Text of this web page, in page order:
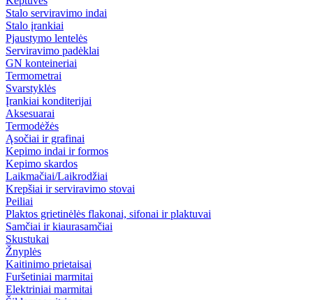
Stalo serviravimo indai
Stalo įrankiai
Pjaustymo lentelės
Serviravimo padėklai
GN konteineriai
Termometrai
Svarstyklės
Įrankiai konditerijai
Aksesuarai
Termodėžės
Ąsočiai ir grafinai
Kepimo indai ir formos
Kepimo skardos
Laikmačiai/Laikrodžiai
Krepšiai ir serviravimo stovai
Peiliai
Plaktos grietinėlės flakonai, sifonai ir plaktuvai
Samčiai ir kiaurasamčiai
Skustukai
Žnyplės
Kaitinimo prietaisai
Furšetiniai marmitai
Elektriniai marmitai